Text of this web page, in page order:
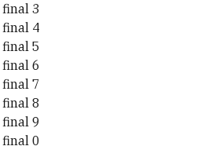
final 3
final 4
final 5
final 6
final 7
final 8
final 9
final 0